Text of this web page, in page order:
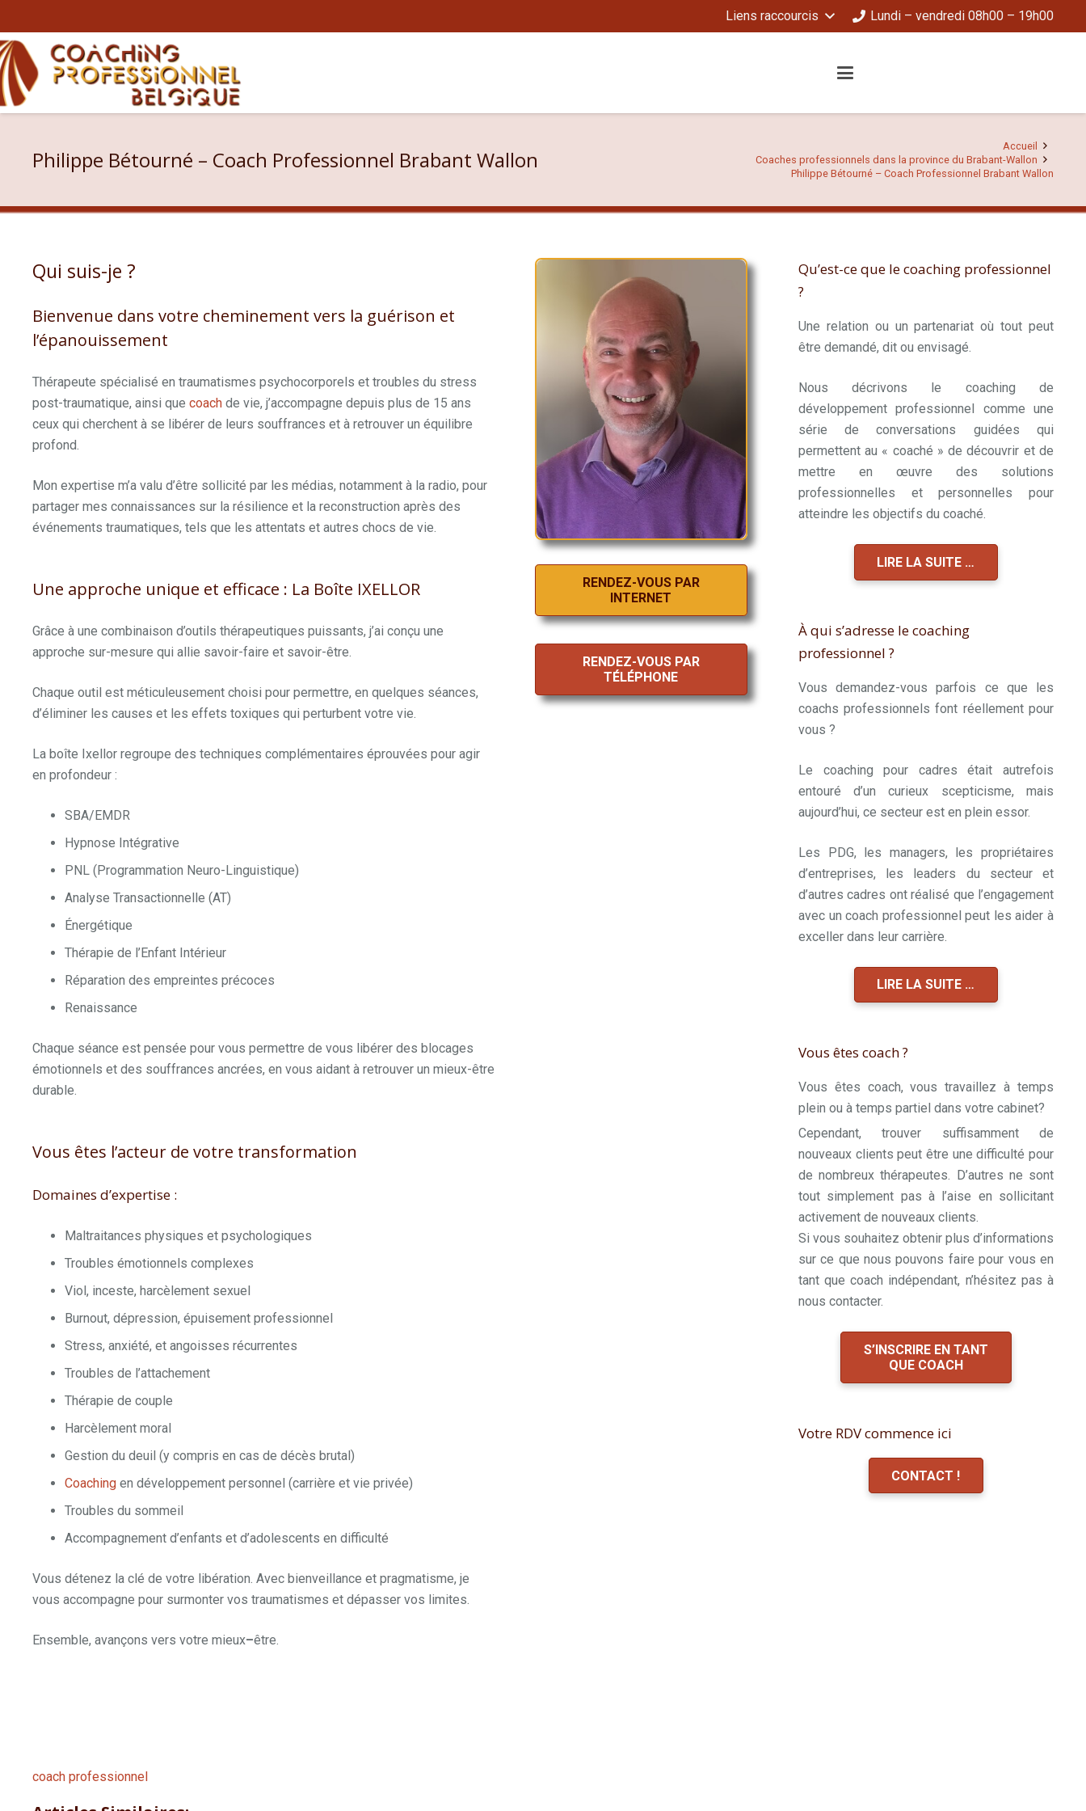
Liens raccourcis Lundi – vendredi 08h00 – 19h00
Philippe Bétourné – Coach Professionnel Brabant Wallon
Accueil
Coaches professionnels dans la province du Brabant-Wallon
Philippe Bétourné – Coach Professionnel Brabant Wallon
Qui suis-je ?
Bienvenue dans votre cheminement vers la guérison et
l’épanouissement
Thérapeute spécialisé en traumatismes psychocorporels et troubles du stress
post-traumatique, ainsi que coach de vie, j’accompagne depuis plus de 15 ans
ceux qui cherchent à se libérer de leurs souffrances et à retrouver un équilibre
profond.
Mon expertise m’a valu d’être sollicité par les médias, notamment à la radio, pour
partager mes connaissances sur la résilience et la reconstruction après des
événements traumatiques, tels que les attentats et autres chocs de vie.
Une approche unique et efficace : La Boîte IXELLOR
Grâce à une combinaison d’outils thérapeutiques puissants, j’ai conçu une
approche sur-mesure qui allie savoir-faire et savoir-être.
Chaque outil est méticuleusement choisi pour permettre, en quelques séances,
d’éliminer les causes et les effets toxiques qui perturbent votre vie.
La boîte Ixellor regroupe des techniques complémentaires éprouvées pour agir
en profondeur :
SBA/EMDR
Hypnose Intégrative
PNL (Programmation Neuro-Linguistique)
Analyse Transactionnelle (AT)
Énergétique
Thérapie de l’Enfant Intérieur
Réparation des empreintes précoces
Renaissance
Chaque séance est pensée pour vous permettre de vous libérer des blocages
émotionnels et des souffrances ancrées, en vous aidant à retrouver un mieux-être
durable.
Vous êtes l’acteur de votre transformation
Domaines d’expertise :
Maltraitances physiques et psychologiques
Troubles émotionnels complexes
Viol, inceste, harcèlement sexuel
Burnout, dépression, épuisement professionnel
Stress, anxiété, et angoisses récurrentes
Troubles de l’attachement
Thérapie de couple
Harcèlement moral
Gestion du deuil (y compris en cas de décès brutal)
Coaching en développement personnel (carrière et vie privée)
Troubles du sommeil
Accompagnement d’enfants et d’adolescents en difficulté
Vous détenez la clé de votre libération. Avec bienveillance et pragmatisme, je
vous accompagne pour surmonter vos traumatismes et dépasser vos limites.
Ensemble, avançons vers votre mieux–être.
RENDEZ-VOUS PAR
INTERNET
RENDEZ-VOUS PAR
TÉLÉPHONE
coach professionnel
Qu’est-ce que le coaching professionnel
?
Une relation ou un partenariat où tout peut
être demandé, dit ou envisagé.
Nous décrivons le coaching de
développement professionnel comme une
série de conversations guidées qui
permettent au « coaché » de découvrir et de
mettre en œuvre des solutions
professionnelles et personnelles pour
atteindre les objectifs du coaché.
LIRE LA SUITE …
À qui s’adresse le coaching
professionnel ?
Vous demandez-vous parfois ce que les
coachs professionnels font réellement pour
vous ?
Le coaching pour cadres était autrefois
entouré d’un curieux scepticisme, mais
aujourd’hui, ce secteur est en plein essor.
Les PDG, les managers, les propriétaires
d’entreprises, les leaders du secteur et
d’autres cadres ont réalisé que l’engagement
avec un coach professionnel peut les aider à
exceller dans leur carrière.
LIRE LA SUITE …
Vous êtes coach ?
Vous êtes coach, vous travaillez à temps
plein ou à temps partiel dans votre cabinet?
Cependant, trouver suffisamment de
nouveaux clients peut être une difficulté pour
de nombreux thérapeutes. D’autres ne sont
tout simplement pas à l’aise en sollicitant
activement de nouveaux clients.
Si vous souhaitez obtenir plus d’informations
sur ce que nous pouvons faire pour vous en
tant que coach indépendant, n’hésitez pas à
nous contacter.
S’INSCRIRE EN TANT
QUE COACH
Votre RDV commence ici
CONTACT !